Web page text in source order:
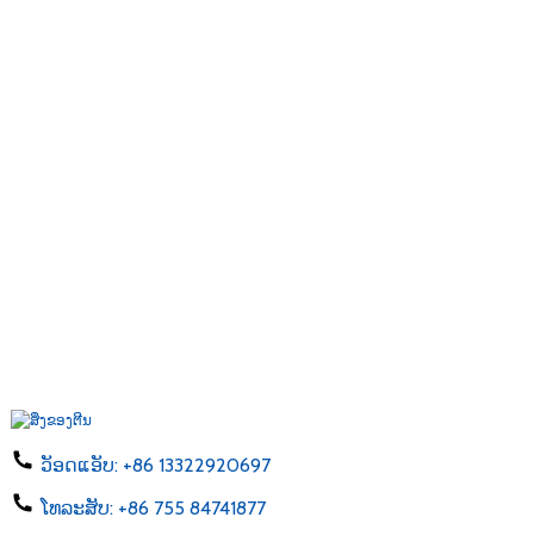
ວັອດແອັບ: +86 13322920697
ໂທລະສັບ: +86 755 84741877